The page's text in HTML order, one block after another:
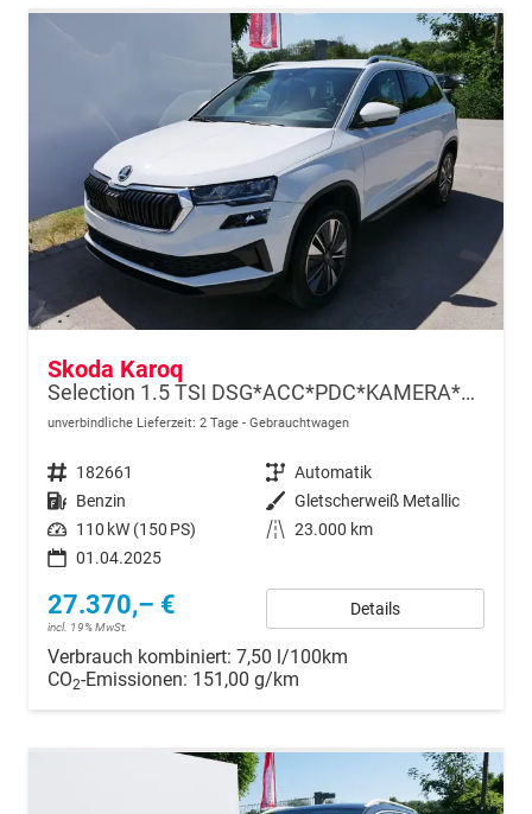
Skoda Karoq
Selection 1.5 TSI DSG*ACC*PDC*KAMERA*TEMPOMAT*LED*SMARTLINK*KLIMA*RADIO*17-ZOLL
unverbindliche Lieferzeit: 2 Tage Gebrauchtwagen
Fahrzeugnr. 182661 Getriebe Automatik
Kraftstoff Benzin Außenfarbe Gletscherweiß Metallic
Leistung 110 kW (150 PS) Kilometerstand 23.000 km
01.04.2025
27.370,– €
incl. 19% MwSt.
Details
Verbrauch kombiniert: 7,50 l/100km
CO2-Emissionen: 151,00 g/km